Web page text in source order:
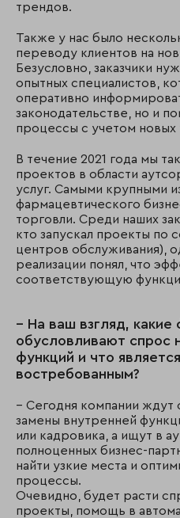
трендов.
Также у нас было
переводу клиентов на
Безусловно, заказчики
опытных специалистов,
оперативно
законодательстве, но и
процессы с учетом новых
В течение 2021 года мы
проектов в области
услуг. Самыми крупными
фармацевтического
торговли. Среди наших
кто запускал проекты
центров обслуживания),
реализации понял, что
соответствующую
– На ваш взгляд,
обусловливают спрос
функций и что
востребованным?
– Сегодня компании ждут
замены внутренней
или кадровика, а ищут в
полноценных бизнес-
найти узкие места и
процессы.
Очевидно, будет расти
проекты, помощь в